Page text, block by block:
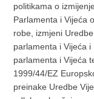
politikama o
Parlamenta i Vijeća
robe, izmjeni
parlamenta i Vijeća
parlamenta i Vijeća
1999/44/EZ
preinake Uredbe